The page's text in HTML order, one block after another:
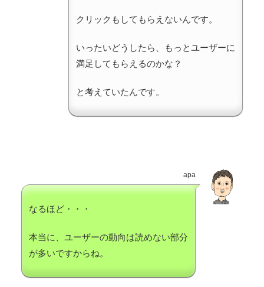
クリックもしてもらえないんです。
いったいどうしたら、もっとユーザーに
満足してもらえるのかな？
と考えていたんです。
apa
なるほど・・・
本当に、ユーザーの動向は読めない部分
が多いですからね。